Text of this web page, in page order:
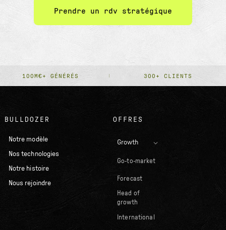
Prendre un rdv stratégique
100M€+ GÉNÉRÉS 300+ CLIENTS
BULLDOZER
Notre modèle
Nos technologies
Notre histoire
Nous rejoindre
OFFRES
Growth
Go-to-market
Forecast
Head of
growth
International